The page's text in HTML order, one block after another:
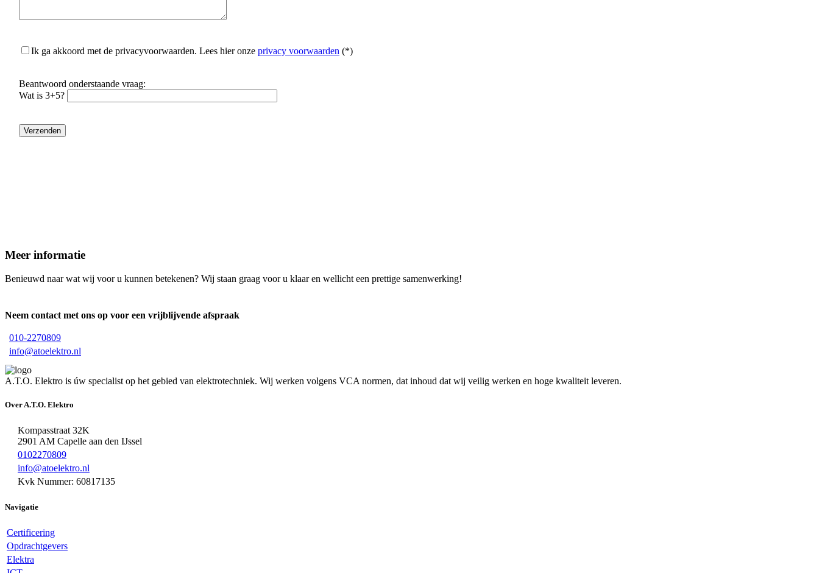
Ik ga akkoord met de privacyvoorwaarden. Lees hier onze privacy voorwaarden (*)
Beantwoord onderstaande vraag:
Wat is 3+5?
Meer informatie
Benieuwd naar wat wij voor u kunnen betekenen? Wij staan graag voor u klaar en wellicht een prettige samenwerking!
Neem contact met ons op voor een vrijblijvende afspraak
010-2270809
info@atoelektro.nl
A.T.O. Elektro is úw specialist op het gebied van elektrotechniek. Wij werken volgens VCA normen, dat inhoud dat wij veilig werken en hoge kwaliteit leveren.
Over A.T.O. Elektro
Kompasstraat 32K
2901 AM Capelle aan den IJssel
0102270809
info@atoelektro.nl
Kvk Nummer: 60817135
Navigatie
Certificering
Opdrachtgevers
Elektra